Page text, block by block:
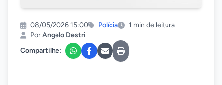
08/05/2026 15:00 Polícia
1 min de leitura
PorAngelo Destri
Compartilhe: